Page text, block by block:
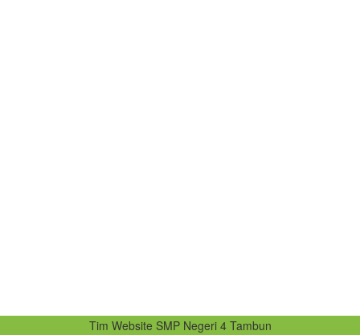
Tim Website SMP Negeri 4 Tambun